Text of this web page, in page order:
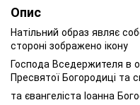
Опис
Натільний образ являє
стороні зображено ікону
Господа Вседержителя в
Пресвятої Богородиці та
та євангеліста Іоанна